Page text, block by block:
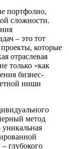
портфолио,
сложности.
– это тот
проекты, которые
отраслевая
только «как
бизнес-
ниши
метод
глубокого